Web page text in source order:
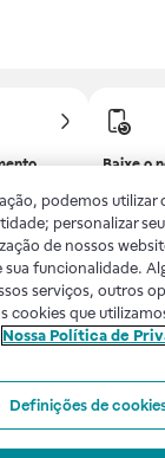
a
Baixe o
Voltar ao topo
podemos utilizar
personalizar
de nossos
funcionalidade.
serviços, outros
cookies que
Nossa Política de
Definições de